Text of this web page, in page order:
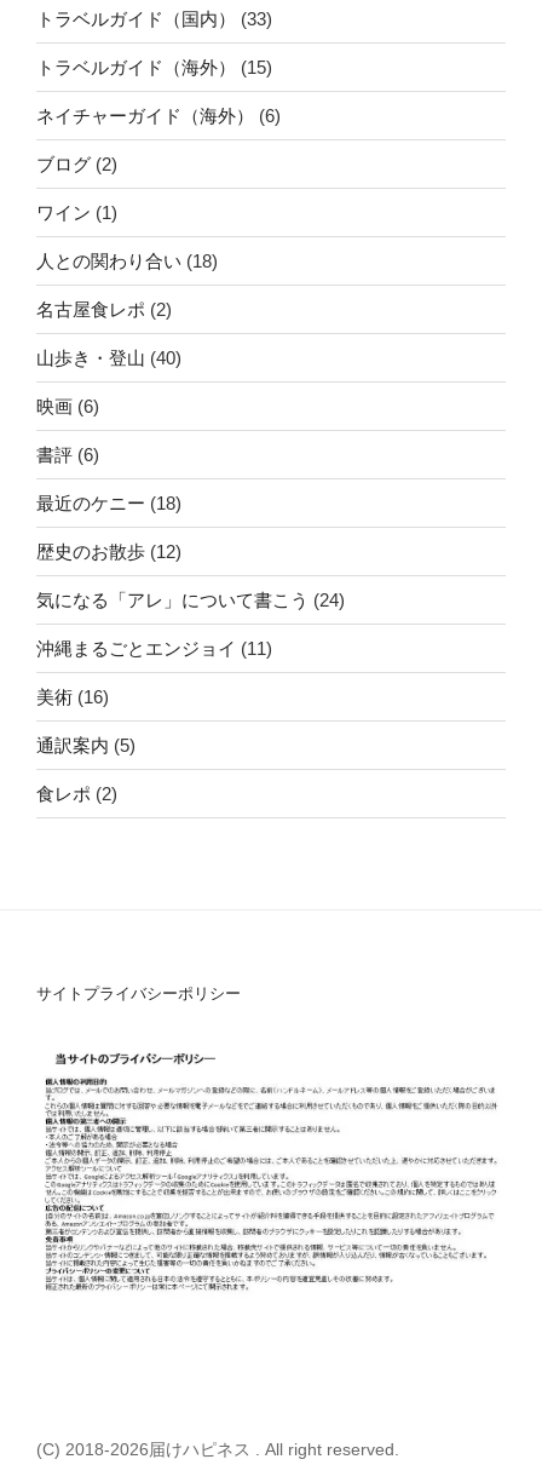
トラベルガイド（国内） (33)
トラベルガイド（海外） (15)
ネイチャーガイド（海外） (6)
ブログ (2)
ワイン (1)
人との関わり合い (18)
名古屋食レポ (2)
山歩き・登山 (40)
映画 (6)
書評 (6)
最近のケニー (18)
歴史のお散歩 (12)
気になる「アレ」について書こう (24)
沖縄まるごとエンジョイ (11)
美術 (16)
通訳案内 (5)
食レポ (2)
サイトプライバシーポリシー
(C) 2018-2026届けハピネス . All right reserved.